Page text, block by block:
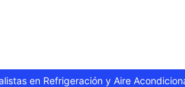
y especialistas en